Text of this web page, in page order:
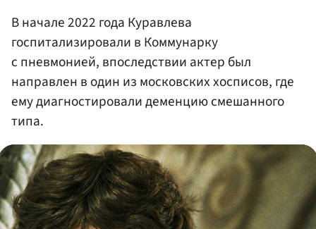
В начале 2022 года Куравлева
госпитализировали в Коммунарку
с пневмонией, впоследствии актер был
направлен в один из московских хосписов, где
ему диагностировали деменцию смешанного
типа.